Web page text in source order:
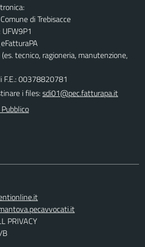
di Trebisacce
tecnico, ragioneria, manutenzione,
F.E.: 00378820781
i files:sdi01@pec.fatturapa.it
PRIVACY
B